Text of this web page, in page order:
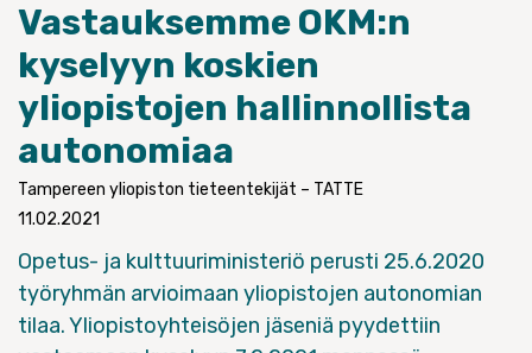
Vastauksemme OKM:n
kyselyyn koskien
yliopistojen hallinnollista
autonomiaa
Tampereen yliopiston tieteentekijät – TATTE
11.02.2021
Opetus- ja kulttuuriministeriö perusti 25.6.2020
työryhmän arvioimaan yliopistojen autonomian
tilaa. Yliopistoyhteisöjen jäseniä pyydettiin